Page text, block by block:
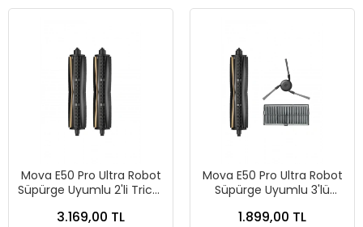
Mova E50 Pro Ultra Robot
Süpürge Uyumlu 2'li Tricut
3.169,00 TL
Mova E50 Pro Ultra Robot
Süpürge Uyumlu 3'lü
1.899,00 TL